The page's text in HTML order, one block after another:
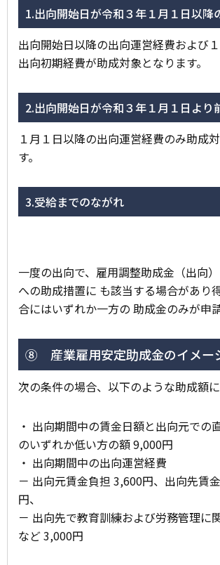
1.出向開始日が令和３年１月１日以降
出向開始日以降の出向運営経費および
出向初期経費が助成対象となります。
2.出向開始日が令和３年１月１日より
１月１日以降の出向運営経費のみ助成
す。
3.受給までのながれ
一度の出向で、雇用調整助成金（出向
への助成措置に も該当する場合があり
合にはいずれか一方の 助成金のみが申
⑧ 産業雇用安定助成金のイメー
次の条件の場合、以下のような助成額に
・ 出向期間中の賃金日額と出向元での
のいずれか低い方の額 9,000円
・ 出向期間中の出向運営経費
－ 出向元賃金負担 3,600円、出向先賃
円、
－ 出向先で教育訓練および労務管理に
など 3,000円